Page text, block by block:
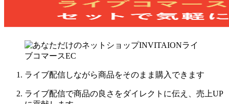
ライブ配信しながら商品をそのまま購入できます
ライブ配信で商品の良さをダイレクト に伝え、 売上UP